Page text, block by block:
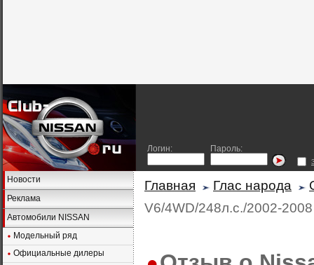
Логин: Пароль:
Новости
Реклама
Автомобили NISSAN
Модельный ряд
Официальные дилеры
Главная Глас народа
V6/4WD/248л.с./2002-2008